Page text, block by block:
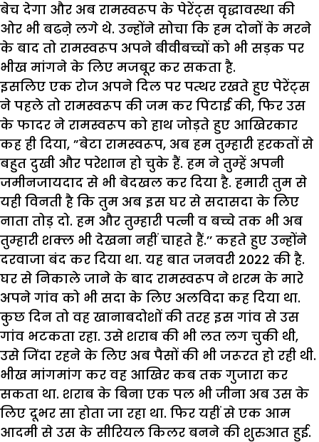
बेच देगा और अब रामस्वरूप के पेरेंट्स वृद्धावस्था की
ओर भी बढऩे लगे थे. उन्होंने सोचा कि हम दोनों के मरने
के बाद तो रामस्वरूप अपने बीवीबच्चों को भी सड़क पर
भीख मांगने के लिए मजबूर कर सकता है.
इसलिए एक रोज अपने दिल पर पत्थर रखते हुए पेरेंट्स
ने पहले तो रामस्वरूप की जम कर पिटाई की, फिर उस
के फादर ने रामस्वरूप को हाथ जोड़ते हुए आखिरकार
कह ही दिया, ”बेटा रामस्वरूप, अब हम तुम्हारी हरकतों से
बहुत दुखी और परेशान हो चुके हैं. हम ने तुम्हें अपनी
जमीनजायदाद से भी बेदखल कर दिया है. हमारी तुम से
यही विनती है कि तुम अब इस घर से सदासदा के लिए
नाता तोड़ दो. हम और तुम्हारी पत्नी व बच्चे तक भी अब
तुम्हारी शक्ल भी देखना नहीं चाहते हैं.’’ कहते हुए उन्होंने
दरवाजा बंद कर दिया था. यह बात जनवरी 2022 की है.
घर से निकाले जाने के बाद रामस्वरूप ने शरम के मारे
अपने गांव को भी सदा के लिए अलविदा कह दिया था.
कुछ दिन तो वह खानाबदोशों की तरह इस गांव से उस
गांव भटकता रहा. उसे शराब की भी लत लग चुकी थी,
उसे जिंदा रहने के लिए अब पैसों की भी जरूरत हो रही थी.
भीख मांगमांग कर वह आखिर कब तक गुजारा कर
सकता था. शराब के बिना एक पल भी जीना अब उस के
लिए दूभर सा होता जा रहा था. फिर यहीं से एक आम
आदमी से उस के सीरियल किलर बनने की शुरुआत हुई.